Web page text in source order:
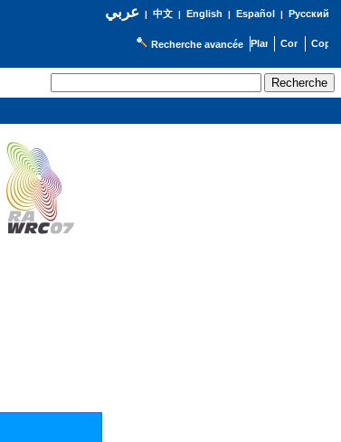
عربي| 中文| English | Español | Русский
Recherche avancée